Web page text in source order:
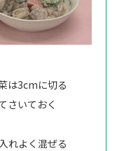
は3cmに切る
さいておく
れよく混ぜる